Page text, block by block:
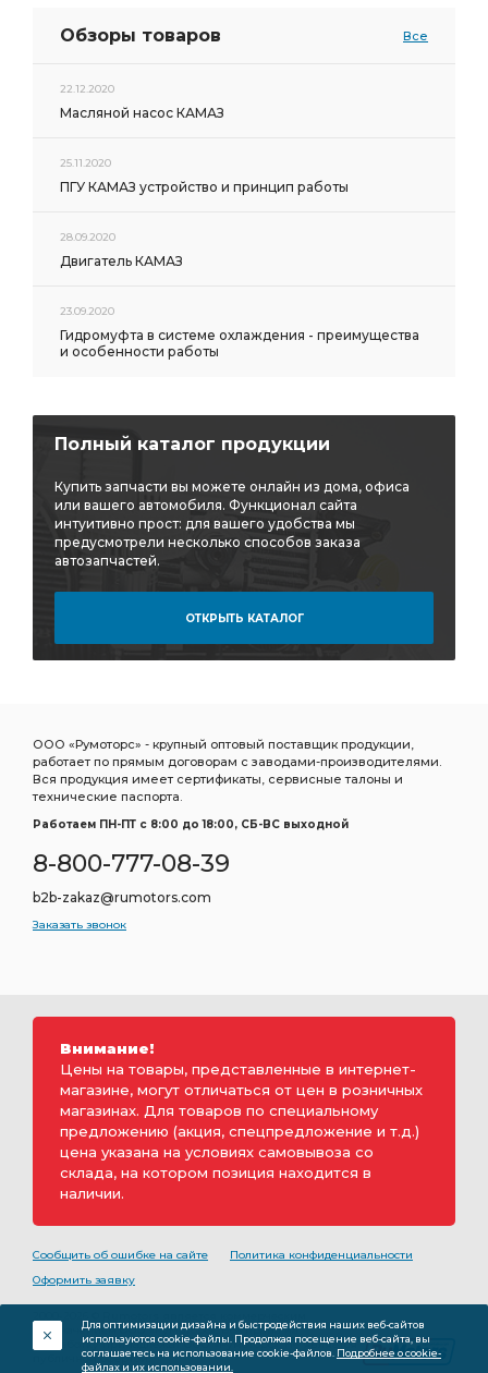
Обзоры товаров Все
22.12.2020
Масляной насос КАМАЗ
25.11.2020
ПГУ КАМАЗ устройство и принцип работы
28.09.2020
Двигатель КАМАЗ
23.09.2020
Гидромуфта в системе охлаждения - преимущества
и особенности работы
Полный каталог продукции
Купить запчасти вы можете онлайн из дома, офиса
или вашего автомобиля. Функционал сайта
интуитивно прост: для вашего удобства мы
предусмотрели несколько способов заказа
автозапчастей.
ОТКРЫТЬ КАТАЛОГ
ООО «Румоторс» - крупный оптовый поставщик продукции,
работает по прямым договорам с заводами-производителями.
Вся продукция имеет сертификаты, сервисные талоны и
технические паспорта.
Работаем ПН-ПТ c 8:00 до 18:00, СБ-ВС выходной
8-800-777-08-39
b2b-zakaz@rumotors.com
Заказать звонок
Внимание!
Цены на товары, представленные в интернет-
магазине, могут отличаться от цен в розничных
магазинах. Для товаров по специальному
предложению (акция, спецпредложение и т.д.)
цена указана на условиях самовывоза со
склада, на котором позиция находится в
наличии.
Сообщить об ошибке на сайте
Политика конфиденциальности
Оформить заявку
обозначением ООО «РуМоторс». Все права на
разработку принадлежат ООО «Румоторс». Не является
публичной офертой.
Для оптимизации дизайна и быстродействия наших веб-сайтов
используются cookie-файлы. Продолжая посещение веб-сайта, вы
соглашаетесь на использование cookie-файлов. Подробнее о cookie-
файлах и их использовании.